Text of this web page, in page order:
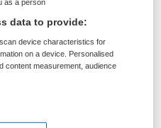
(Jeugd & Volwassenen
actueel. Hieronder
die voor u wellicht
as a person
data to provide:
device characteristics for
on a device. Personalised
content measurement, audience